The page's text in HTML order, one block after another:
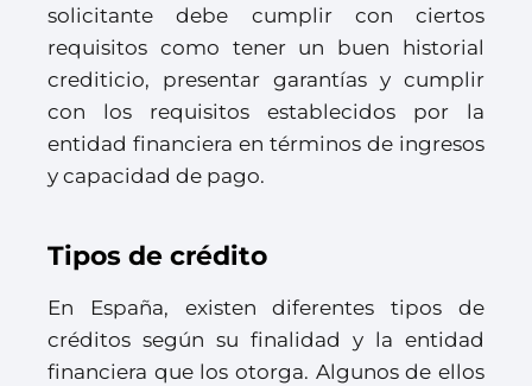
solicitante debe cumplir con ciertos
requisitos como tener un buen historial
crediticio, presentar garantías y cumplir
con los requisitos establecidos por la
entidad financiera en términos de ingresos
y capacidad de pago.
Tipos de crédito
En España, existen diferentes tipos de
créditos según su finalidad y la entidad
financiera que los otorga. Algunos de ellos